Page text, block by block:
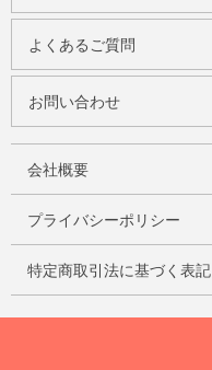
よくあるご質問
お問い合わせ
会社概要
プライバシーポリシー
特定商取引法に基づく表記